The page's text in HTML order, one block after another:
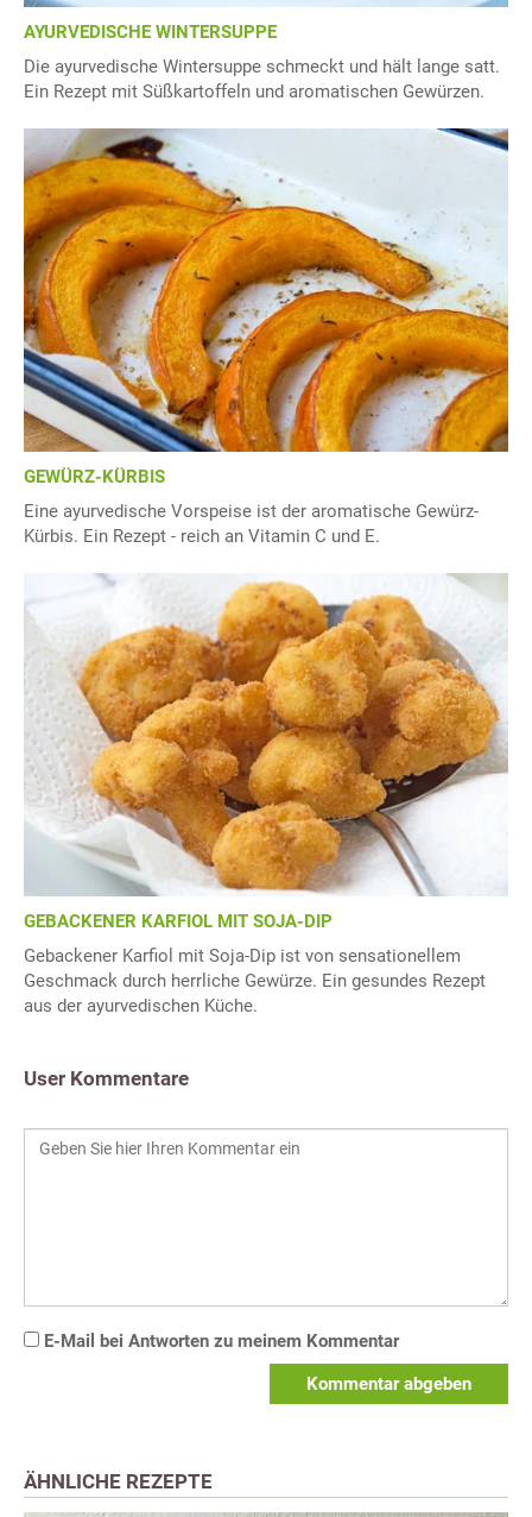
AYURVEDISCHE WINTERSUPPE
Die ayurvedische Wintersuppe schmeckt und hält lange satt.
Ein Rezept mit Süßkartoffeln und aromatischen Gewürzen.
GEWÜRZ-KÜRBIS
Eine ayurvedische Vorspeise ist der aromatische Gewürz-
Kürbis. Ein Rezept - reich an Vitamin C und E.
GEBACKENER KARFIOL MIT SOJA-DIP
Gebackener Karfiol mit Soja-Dip ist von sensationellem
Geschmack durch herrliche Gewürze. Ein gesundes Rezept
aus der ayurvedischen Küche.
User Kommentare
E-Mail bei Antworten zu meinem Kommentar
Kommentar abgeben
ÄHNLICHE REZEPTE